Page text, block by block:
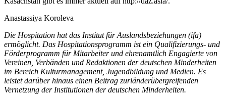
Anastassiya Koroleva
Die Hospitation hat das Institut für Auslandsbeziehungen (ifa)
ermöglicht. Das Hospitationsprogramm ist ein Qualifizierungs- und
Förderprogramm für Mitarbeiter und ehrenamtlich Engagierte von
Vereinen, Verbänden und Redaktionen der deutschen Minderheiten
im Bereich Kulturmanagement, Jugendbildung und Medien. Es
leistet darüber hinaus einen Beitrag zurländerübergreifenden
Vernetzung der Institutionen der deutschen Minderheiten.